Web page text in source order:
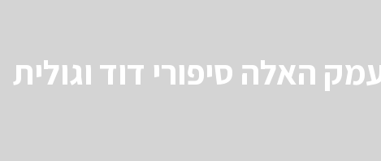
האלה סיפורי דוד וגולית